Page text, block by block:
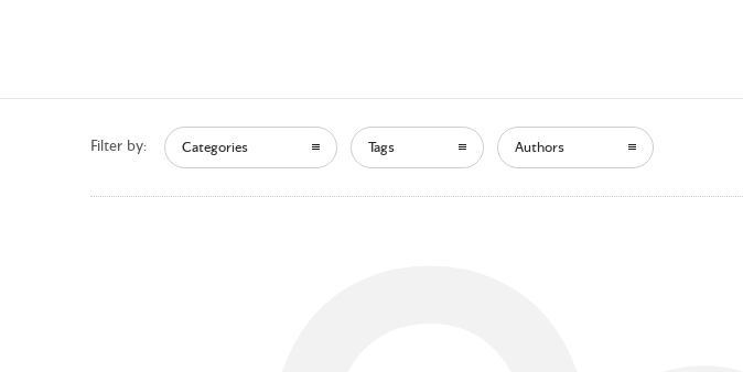
Filter by: Categories Tags Authors